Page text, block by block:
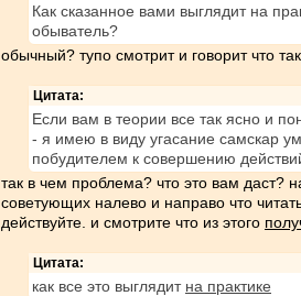
Как сказанное вами выглядит на
обыватель?
обычный? тупо смотрит и говорит что
Цитата:
Если вам в теории все так ясно и
- я имею в виду угасание самскар
побудителем к совершению
так в чем проблема? что это вам даст?
советующих налево и направо что
действуйте. и смотрите что из этого
Цитата:
как все это выглядит на практике